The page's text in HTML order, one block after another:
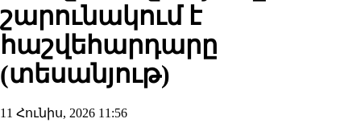
շարունակում է
հաշվեհարդարը
(տեսանյութ)
11 Հունիս, 2026 11:56